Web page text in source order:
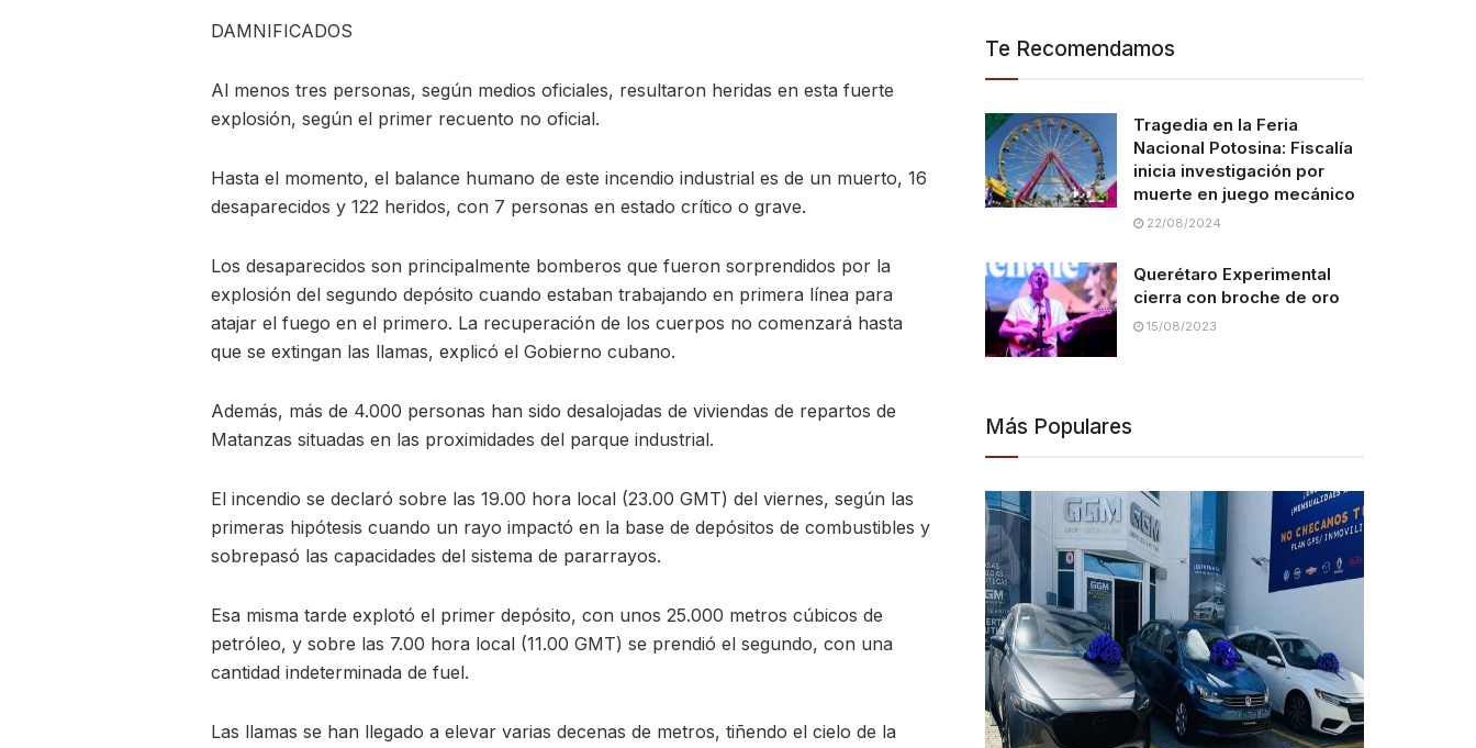
DAMNIFICADOS
Al menos tres personas, según medios oficiales, resultaron heridas en esta fuerte
explosión, según el primer recuento no oficial.
Hasta el momento, el balance humano de este incendio industrial es de un muerto, 16
desaparecidos y 122 heridos, con 7 personas en estado crítico o grave.
Los desaparecidos son principalmente bomberos que fueron sorprendidos por la
explosión del segundo depósito cuando estaban trabajando en primera línea para
atajar el fuego en el primero. La recuperación de los cuerpos no comenzará hasta
que se extingan las llamas, explicó el Gobierno cubano.
Además, más de 4.000 personas han sido desalojadas de viviendas de repartos de
Matanzas situadas en las proximidades del parque industrial.
El incendio se declaró sobre las 19.00 hora local (23.00 GMT) del viernes, según las
primeras hipótesis cuando un rayo impactó en la base de depósitos de combustibles y
sobrepasó las capacidades del sistema de pararrayos.
Esa misma tarde explotó el primer depósito, con unos 25.000 metros cúbicos de
petróleo, y sobre las 7.00 hora local (11.00 GMT) se prendió el segundo, con una
cantidad indeterminada de fuel.
Las llamas se han llegado a elevar varias decenas de metros, tiñendo el cielo de la
Te Recomendamos
Tragedia en la Feria
Nacional Potosina: Fiscalía
inicia investigación por
muerte en juego mecánico
22/08/2024
Querétaro Experimental
cierra con broche de oro
15/08/2023
Más Populares